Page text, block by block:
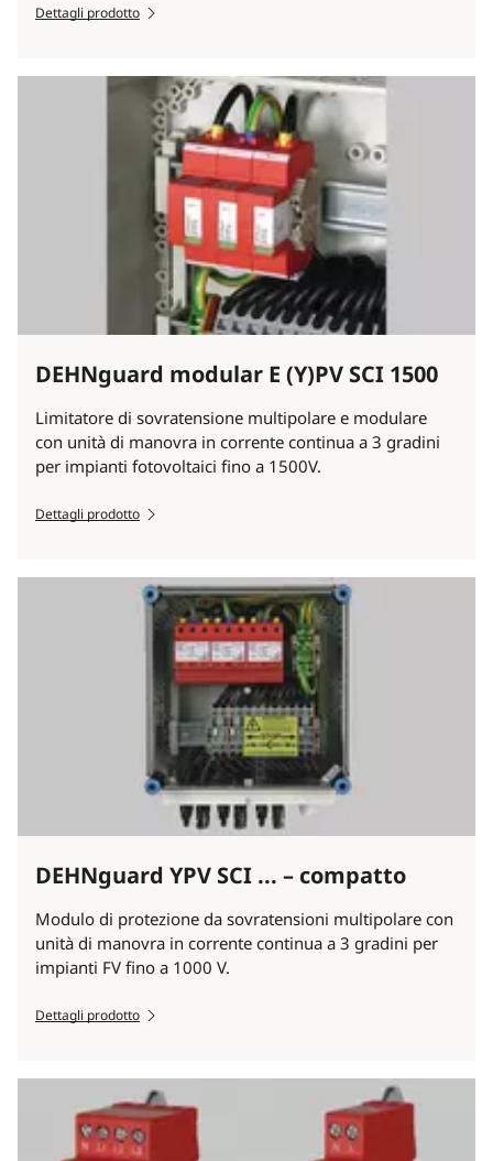
Dettagli prodotto
DEHNguard modular E (Y)PV SCI 1500
Limitatore di sovratensione multipolare e modulare
con unità di manovra in corrente continua a 3 gradini
per impianti fotovoltaici fino a 1500V.
Dettagli prodotto
DEHNguard YPV SCI ... – compatto
Modulo di protezione da sovratensioni multipolare con
unità di manovra in corrente continua a 3 gradini per
impianti FV fino a 1000 V.
Dettagli prodotto